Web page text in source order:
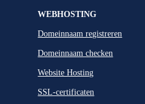
WEBHOSTING
Domeinnaam registreren
Domeinnaam checken
Website Hosting
SSL-certificaten